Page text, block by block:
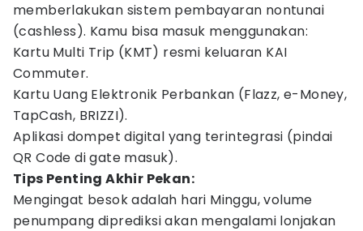
memberlakukan sistem pembayaran nontunai
(cashless). Kamu bisa masuk menggunakan:
Kartu Multi Trip (KMT) resmi keluaran KAI
Commuter.
Kartu Uang Elektronik Perbankan (Flazz, e-Money,
TapCash, BRIZZI).
Aplikasi dompet digital yang terintegrasi (pindai
QR Code di gate masuk).
Tips Penting Akhir Pekan:
Mengingat besok adalah hari Minggu, volume
penumpang diprediksi akan mengalami lonjakan